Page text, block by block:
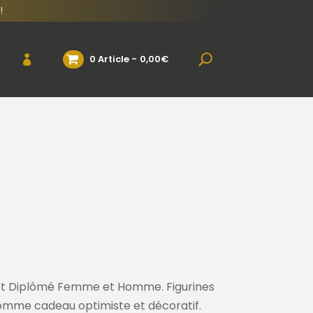
0 Article 0,00€
Femme et Homme. Figurines
cadeau optimiste et décoratif.